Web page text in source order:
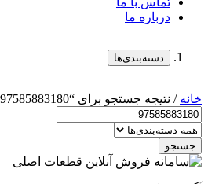
درباره ما
دسته‌بندی‌ها
خانه / نتیجه جستجو برای “97585883180”
جستجو